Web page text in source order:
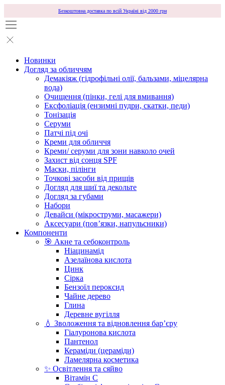
Безкоштовна доставка по всій Україні від 2000 грн
Новинки
Догляд за обличчям
Демакіяж (гідрофільні олії, бальзами, міцелярна
вода)
Очищення (пінки, гелі для вмивання)
Ексфоліація (ензимні пудри, скатки, педи)
Тонізація
Серуми
Патчі під очі
Креми для обличчя
Креми/ серуми для зони навколо очей
Захист від сонця SPF
Маски, пілінги
Точкові засоби від прищів
Догляд для шиї та декольте
Догляд за губами
Набори
Девайси (мікроструми, масажери)
Аксесуари (повʼязки, напульсники)
Компоненти
🎯 Акне та себоконтроль
Ніацинамід
Азелаїнова кислота
Цинк
Сірка
Бензоїл пероксид
Чайне дерево
Глина
Деревне вугілля
💧 Зволоження та відновлення бар’єру
Гіалуронова кислота
Пантенол
Кераміди (цераміди)
Ламелярна косметика
✨ Освітлення та сяйво
Вітамін С